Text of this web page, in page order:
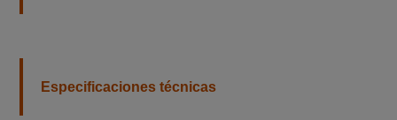
Especificaciones técnicas